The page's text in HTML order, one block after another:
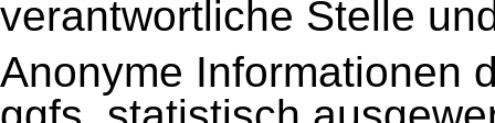
verantwortliche Stelle
Anonyme Informationen